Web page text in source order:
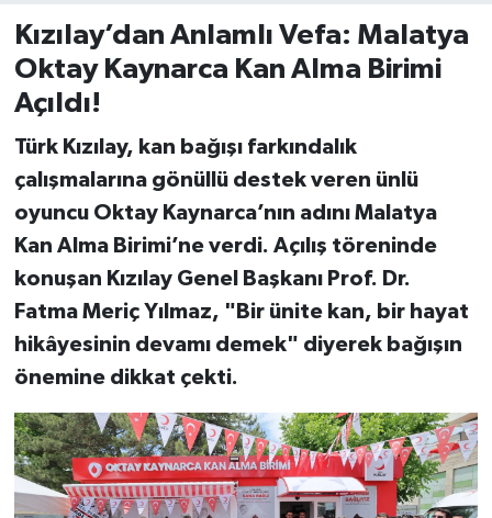
Kızılay’dan Anlamlı Vefa: Malatya
Oktay Kaynarca Kan Alma Birimi
Açıldı!
Türk Kızılay, kan bağışı farkındalık
çalışmalarına gönüllü destek veren ünlü
oyuncu Oktay Kaynarca’nın adını Malatya
Kan Alma Birimi’ne verdi. Açılış töreninde
konuşan Kızılay Genel Başkanı Prof. Dr.
Fatma Meriç Yılmaz, "Bir ünite kan, bir hayat
hikâyesinin devamı demek" diyerek bağışın
önemine dikkat çekti.